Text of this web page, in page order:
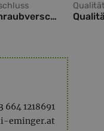
Schraubverschluss
Qualität
664 1218691
eminger.at